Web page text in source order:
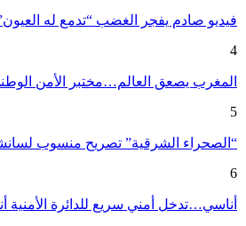
فيديو صادم يفجر الغضب “تدمع له
4
المغرب يصعق العالم…مختبر الأمن
5
“الصحراء الشرقية” تصريح منسوب
6
أناسي…تدخل أمني سريع للدائرة